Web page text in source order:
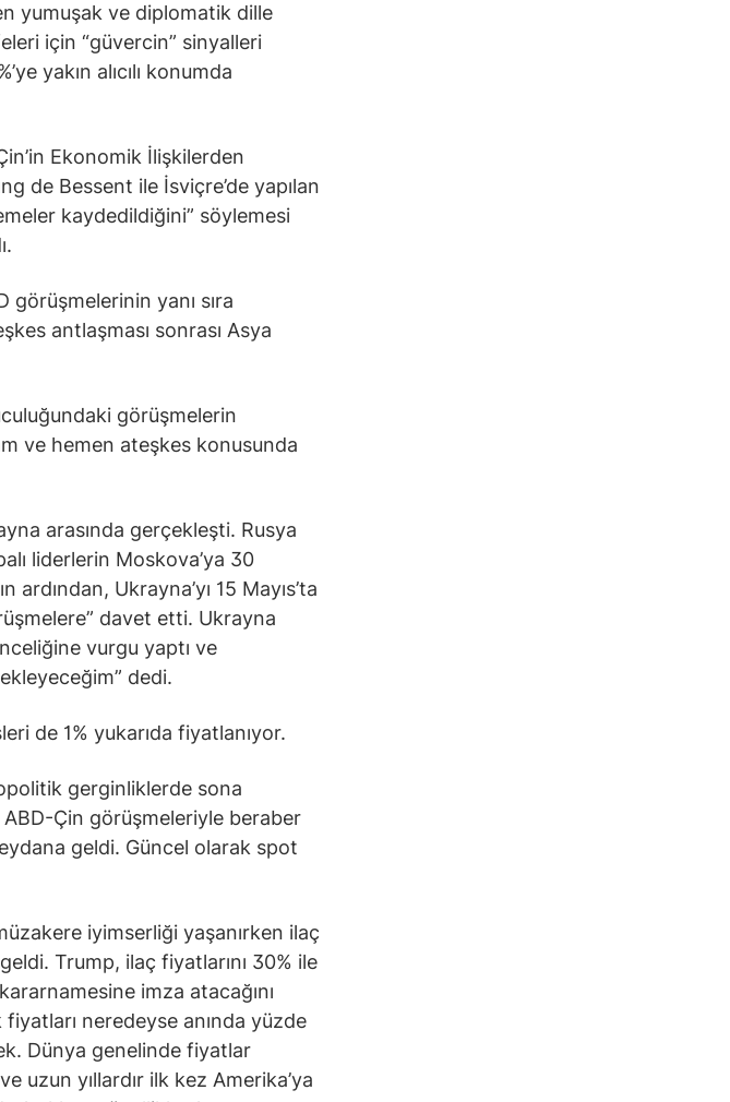
yumuşak ve diplomatik dille
için “güvercin” sinyalleri
yakın alıcılı konumda
Ekonomik İlişkilerden
de Bessent ile İsviçre’de yapılan
kaydedildiğini” söylemesi
görüşmelerinin yanı sıra
antlaşması sonrası Asya
görüşmelerin
ve hemen ateşkes konusunda
arasında gerçekleşti. Rusya
liderlerin Moskova’ya 30
ardından, Ukrayna’yı 15 Mayıs’ta
davet etti. Ukrayna
vurgu yaptı ve
dedi.
de 1% yukarıda fiyatlanıyor.
gerginliklerde sona
Çin görüşmeleriyle beraber
geldi. Güncel olarak spot
iyimserliği yaşanırken ilaç
Trump, ilaç fiyatlarını 30% ile
imza atacağını
neredeyse anında yüzde
Dünya genelinde fiyatlar
uzun yıllardır ilk kez Amerika’ya